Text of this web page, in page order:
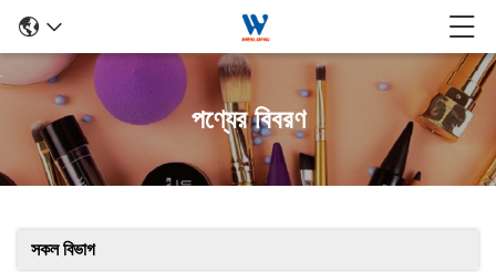
পণ্যের বিবরণ
সকল বিভাগ